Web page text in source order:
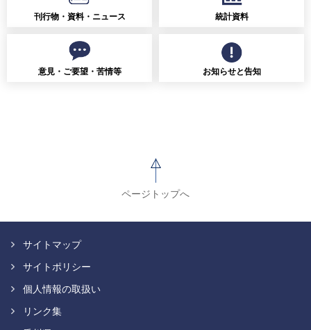
刊行物・資料・ニュース 統計資料
意見・ご要望・苦情等 お知らせと告知
ページトップへ
サイトマップ
サイトポリシー
個人情報の取扱い
リンク集